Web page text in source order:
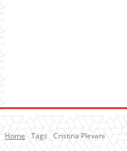
Home Tags Cristina Plevani